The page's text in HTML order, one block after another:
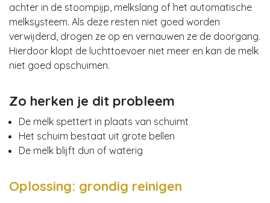
achter in de stoompijp, melkslang of het automatische
melksysteem. Als deze resten niet goed worden
verwijderd, drogen ze op en vernauwen ze de doorgang.
Hierdoor klopt de luchttoevoer niet meer en kan de melk
niet goed opschuimen.
Zo herken je dit probleem
De melk spettert in plaats van schuimt
Het schuim bestaat uit grote bellen
De melk blijft dun of waterig
Oplossing: grondig reinigen